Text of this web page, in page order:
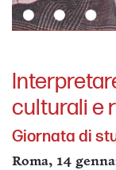
culturali e
Giornata di
Roma, 14